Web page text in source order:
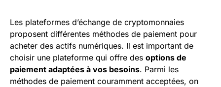
Les plateformes d’échange de cryptomonnaies
proposent différentes méthodes de paiement pour
acheter des actifs numériques. Il est important de
choisir une plateforme qui offre des options de
paiement adaptées à vos besoins. Parmi les
méthodes de paiement couramment acceptées, on